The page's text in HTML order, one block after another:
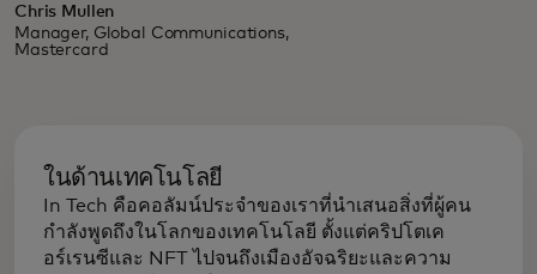
Chris Mullen
Manager, Global Communications,
Mastercard
ในด้านเทคโนโลยี
In Tech คือคอลัมน์ประจำของเราที่นำเสนอสิ่งที่ผู้คน
กำลังพูดถึงในโลกของเทคโนโลยี ตั้งแต่คริปโตเค
อร์เรนซีและ NFT ไปจนถึงเมืองอัจฉริยะและความ